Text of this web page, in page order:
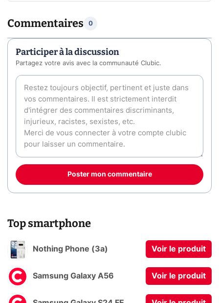
Commentaires 0
Participer à la discussion
Partagez votre avis avec la communauté Clubic.
Poster mon commentaire
Top smartphone
Nothing Phone (3a) Voir le produit
Samsung Galaxy A56 Voir le produit